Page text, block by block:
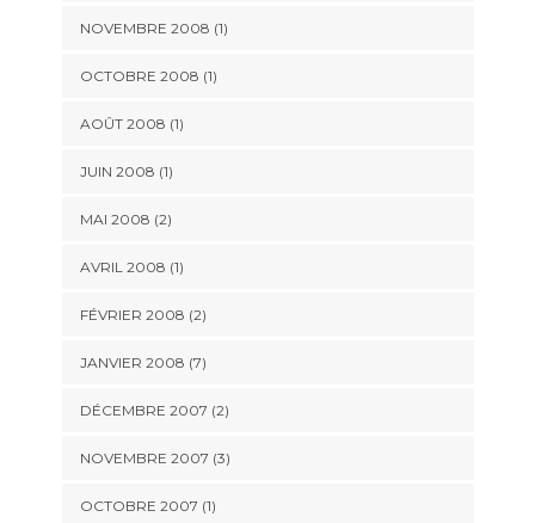
NOVEMBRE 2008 (1)
OCTOBRE 2008 (1)
AOÛT 2008 (1)
JUIN 2008 (1)
MAI 2008 (2)
AVRIL 2008 (1)
FÉVRIER 2008 (2)
JANVIER 2008 (7)
DÉCEMBRE 2007 (2)
NOVEMBRE 2007 (3)
OCTOBRE 2007 (1)